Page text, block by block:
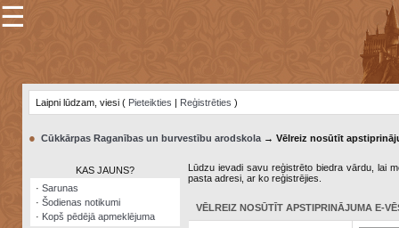
×
Šodienas
notikumi
☰
Laipni lūdzam, viesi ( Pieteikties | Reģistrēties )
● Cūkkārpas Raganības un burvestību arodskola→ Vēlreiz nosūtīt
KAS JAUNS?
· Sarunas
· Šodienas notikumi
· Kopš pēdējā apmeklējuma
Lūdzu ievadi savu reģistrēto biedra vārdu, lai
pasta adresi, ar ko reģistrējies.
VĒLREIZ NOSŪTĪT APSTIPRINĀJUMA E-